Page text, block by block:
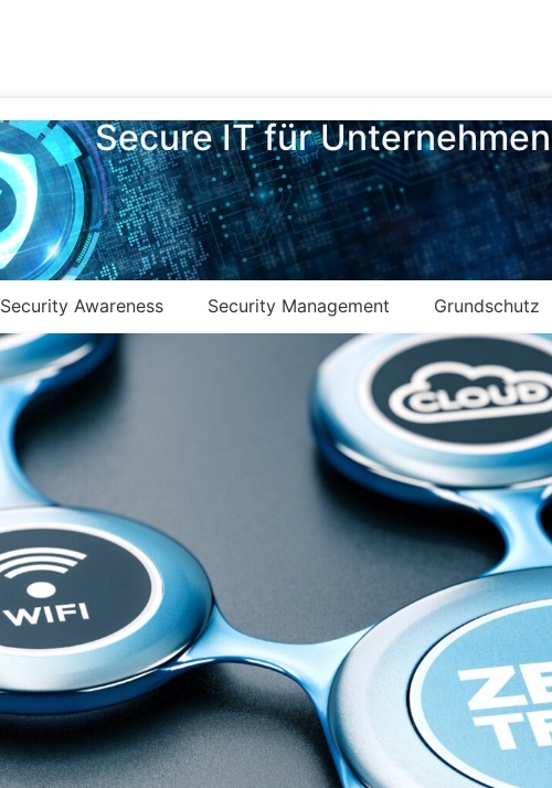
Secure IT für Unternehmen
Security Awareness Security Management Grundschutz